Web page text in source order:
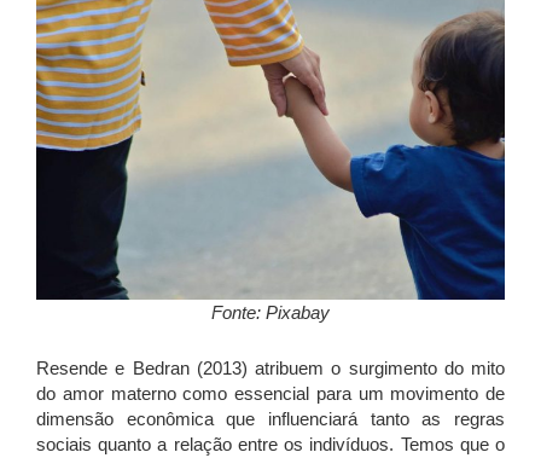
Fonte: Pixabay
Resende e Bedran (2013) atribuem o surgimento do mito
do amor materno como essencial para um movimento de
dimensão econômica que influenciará tanto as regras
sociais quanto a relação entre os indivíduos. Temos que o